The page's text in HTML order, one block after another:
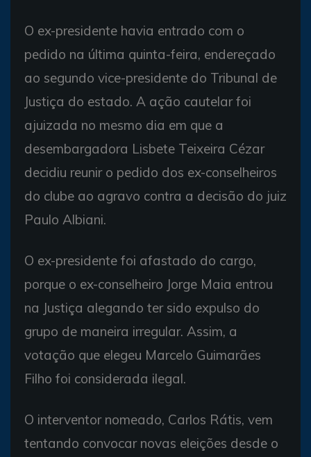
O ex-presidente havia entrado com o
pedido na última quinta-feira, endereçado
ao segundo vice-presidente do Tribunal de
Justiça do estado. A ação cautelar foi
ajuizada no mesmo dia em que a
desembargadora Lisbete Teixeira Cézar
decidiu reunir o pedido dos ex-conselheiros
do clube ao agravo contra a decisão do juiz
Paulo Albiani.
O ex-presidente foi afastado do cargo,
porque o ex-conselheiro Jorge Maia entrou
na Justiça alegando ter sido expulso do
grupo de maneira irregular. Assim, a
votação que elegeu Marcelo Guimarães
Filho foi considerada ilegal.
O interventor nomeado, Carlos Rátis, vem
tentando convocar novas eleições desde o